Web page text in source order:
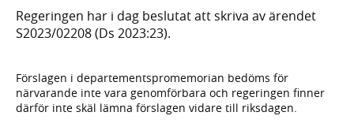
Regeringen har i dag beslutat att skriva av ärendet
S2023/02208 (Ds 2023:23).
Förslagen i departementspromemorian bedöms för
närvarande inte vara genomförbara och regeringen finner
därför inte skäl lämna förslagen vidare till riksdagen.